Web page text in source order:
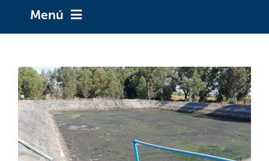
Menú
¿QUIÉNES SOMOS?
OFICINAS REGIONALES
View
Larger
Image